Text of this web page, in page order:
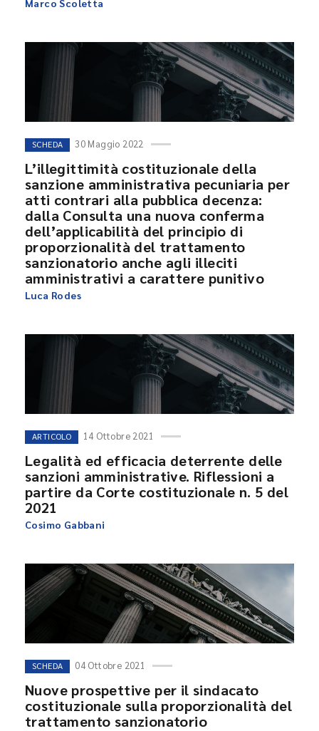
Marco Scoletta
SCHEDA 30 Maggio 2022
L’illegittimità costituzionale della
sanzione amministrativa pecuniaria per
atti contrari alla pubblica decenza:
dalla Consulta una nuova conferma
dell’applicabilità del principio di
proporzionalità del trattamento
sanzionatorio anche agli illeciti
amministrativi a carattere punitivo
Luca Rodes
ARTICOLO 14 Ottobre 2021
Legalità ed efficacia deterrente delle
sanzioni amministrative. Riflessioni a
partire da Corte costituzionale n. 5 del
2021
Cosimo Gabbani
SCHEDA 04 Ottobre 2021
Nuove prospettive per il sindacato
costituzionale sulla proporzionalità del
trattamento sanzionatorio